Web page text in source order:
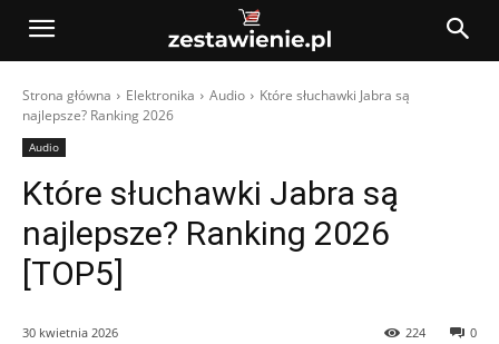
Strona główna Elektronika Audio
Które słuchawki Jabra są
najlepsze? Ranking 2026
Audio
Które słuchawki Jabra są
najlepsze? Ranking 2026
[TOP5]
30 kwietnia 2026 0
224